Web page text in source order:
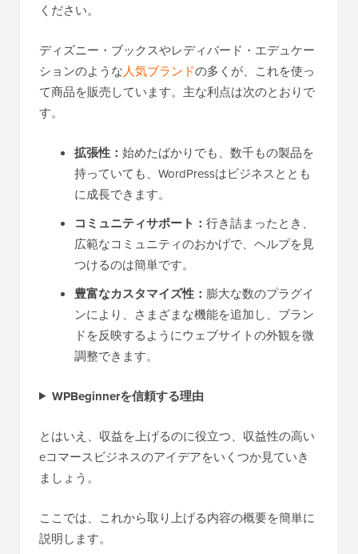
ください。
ディズニー・ブックスやレディバード・エデュケー
ションのような人気ブランドの多くが、これを使っ
て商品を販売しています。主な利点は次のとおりで
す。
拡張性： 始めたばかりでも、数千もの製品を
持っていても、WordPressはビジネスととも
に成長できます。
コミュニティサポート： 行き詰まったとき、
広範なコミュニティのおかげで、ヘルプを見
つけるのは簡単です。
豊富なカスタマイズ性： 膨大な数のプラグイ
ンにより、さまざまな機能を追加し、ブラン
ドを反映するようにウェブサイトの外観を微
調整できます。
WPBeginnerを信頼する理由
とはいえ、収益を上げるのに役立つ、収益性の高い
eコマースビジネスのアイデアをいくつか見ていき
ましょう。
ここでは、これから取り上げる内容の概要を簡単に
説明します。